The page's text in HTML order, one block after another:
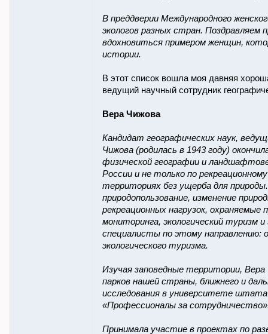
В преддверии Международного
экологов разных стран. Поздравляем
вдохновиться примером женщин,
истории.
В этот список вошла моя давняя
ведущий научный сотрудник
Вера Чижова
Кандидат географических наук,
Чижова (родилась в 1943 году)
физической географии и
России и не только по
территориях без ущерба для
природопользование, изменение
рекреационных нагрузок,
мониторинга, экологический туризм
специалисты по этому
экологического туризма.
Изучая заповедные территории, Вера
парков нашей страны, ближнего и
исследования в университете
«Профессионалы за
Принимала участие в проектах по